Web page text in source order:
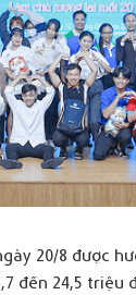
20/8 được
đến 24,5